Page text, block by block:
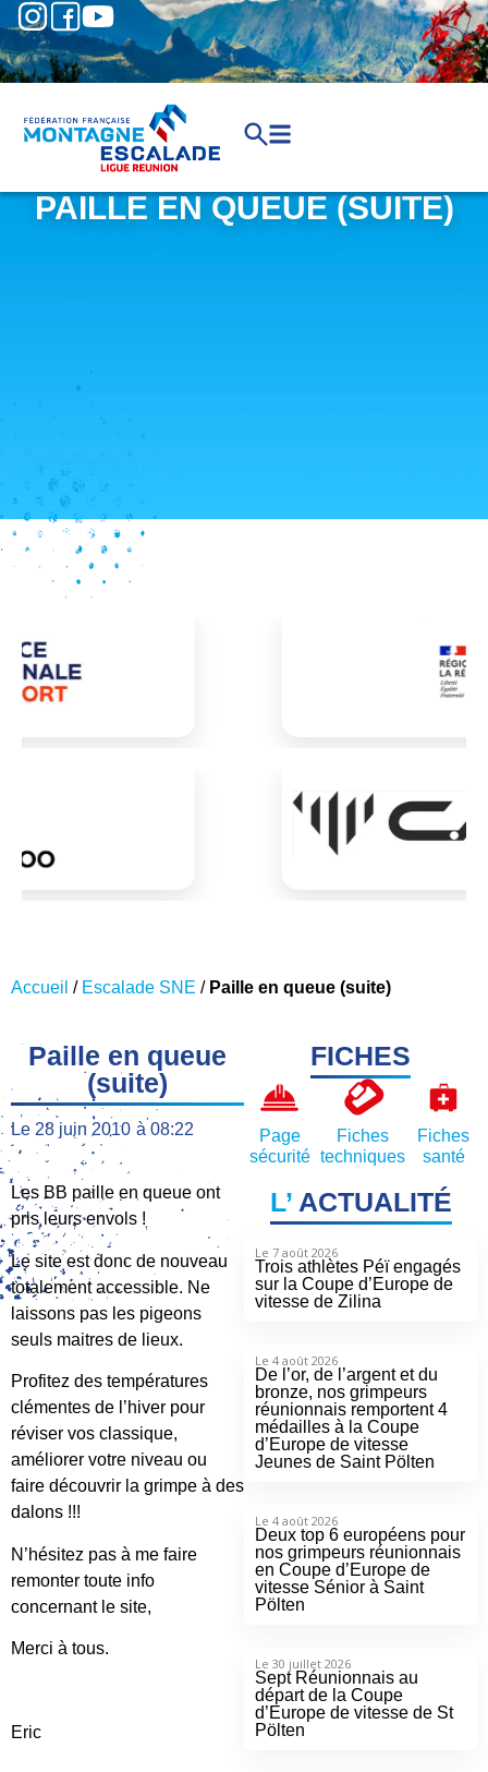
PAILLE EN QUEUE (SUITE)
Accueil / Escalade SNE / Paille en queue (suite)
Paille en queue
(suite)
Le 28 juin 2010 à 08:22
Les BB paille en queue ont
pris leurs envols !
Le site est donc de nouveau
totalement accessible. Ne
laissons pas les pigeons
seuls maitres de lieux.
Profitez des températures
clémentes de l’hiver pour
réviser vos classique,
améliorer votre niveau ou
faire découvrir la grimpe à des
dalons !!!
N’hésitez pas à me faire
remonter toute info
concernant le site,
Merci à tous.
Eric
FICHES
Page
sécurité
Fiches
techniques
Fiches
santé
L’ACTUALITÉ
Le 7 août 2026
Trois athlètes Péï engagés
sur la Coupe d’Europe de
vitesse de Zilina
Le 4 août 2026
De l’or, de l’argent et du
bronze, nos grimpeurs
réunionnais remportent 4
médailles à la Coupe
d’Europe de vitesse
Jeunes de Saint Pölten
Le 4 août 2026
Deux top 6 européens pour
nos grimpeurs réunionnais
en Coupe d’Europe de
vitesse Sénior à Saint
Pölten
Le 30 juillet 2026
Sept Réunionnais au
départ de la Coupe
d’Europe de vitesse de St
Pölten